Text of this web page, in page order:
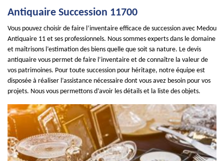
Antiquaire Succession 11700
Vous pouvez choisir de faire l’inventaire efficace de succession avec Medou
Antiquaire 11 et ses professionnels. Nous sommes experts dans le domaine
et maîtrisons l’estimation des biens quelle que soit sa nature. Le devis
antiquaire vous permet de faire l’inventaire et de connaître la valeur de
vos patrimoines. Pour toute succession pour héritage, notre équipe est
disposée à réaliser l’assistance nécessaire dont vous avez besoin pour vos
projets. Nous vous permettons d’avoir les détails et la liste des objets.